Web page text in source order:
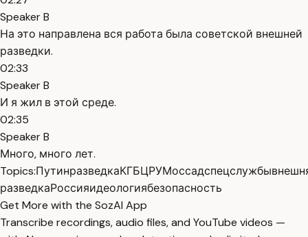
Speaker B
На это направлена вся работа была советской внешней
разведки.
02:33
Speaker B
И я жил в этой среде.
02:35
Speaker B
Много, много лет.
Topics:ПутинразведкаКГБЦРУМоссадспецслужбы
разведкаРоссияидеологиябезопасность
Get More with the SozAI App
Transcribe recordings, audio files, and YouTube videos —